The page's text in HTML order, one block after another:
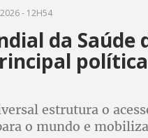
- 12H54
da Saúde
estrutura o
o mundo e